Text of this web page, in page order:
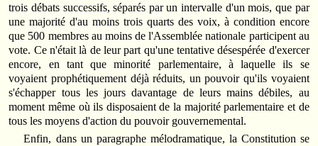
trois débats successifs, séparés par un intervalle d'un mois, que par
une majorité d'au moins trois quarts des voix, à condition encore
que 500 membres au moins de l'Assemblée nationale participent au
vote. Ce n'était là de leur part qu'une tentative désespérée d'exercer
encore, en tant que minorité parlementaire, à laquelle ils se
voyaient prophétiquement déjà réduits, un pouvoir qu'ils voyaient
s'échapper tous les jours davantage de leurs mains débiles, au
moment même où ils disposaient de la majorité parlementaire et de
tous les moyens d'action du pouvoir gouvernemental.
Enfin, dans un paragraphe mélodramatique, la Constitution se